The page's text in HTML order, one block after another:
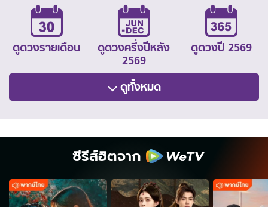
ดูดวงรายเดือน
ดูดวงครึ่งปีหลัง
2569
ดูดวงปี 2569
ดูทั้งหมด
ซีรีส์ฮิตจาก